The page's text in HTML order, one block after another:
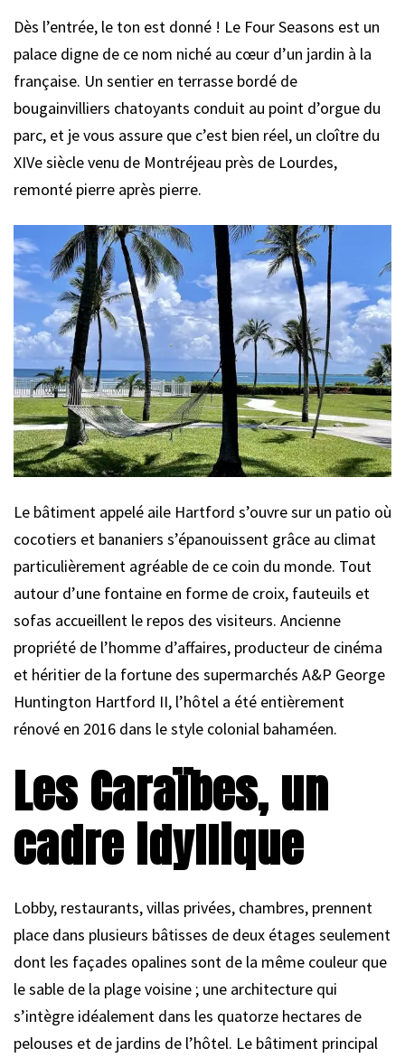
Dès l’entrée, le ton est donné ! Le Four Seasons est un
palace digne de ce nom niché au cœur d’un jardin à la
française. Un sentier en terrasse bordé de
bougainvilliers chatoyants conduit au point d’orgue du
parc, et je vous assure que c’est bien réel, un cloître du
XIVe siècle venu de Montréjeau près de Lourdes,
remonté pierre après pierre.
Le bâtiment appelé aile Hartford s’ouvre sur un patio où
cocotiers et bananiers s’épanouissent grâce au climat
particulièrement agréable de ce coin du monde. Tout
autour d’une fontaine en forme de croix, fauteuils et
sofas accueillent le repos des visiteurs. Ancienne
propriété de l’homme d’affaires, producteur de cinéma
et héritier de la fortune des supermarchés A&P George
Huntington Hartford II, l’hôtel a été entièrement
rénové en 2016 dans le style colonial bahaméen.
Les Caraïbes, un
cadre idyllique
Lobby, restaurants, villas privées, chambres, prennent
place dans plusieurs bâtisses de deux étages seulement
dont les façades opalines sont de la même couleur que
le sable de la plage voisine ; une architecture qui
s’intègre idéalement dans les quatorze hectares de
pelouses et de jardins de l’hôtel. Le bâtiment principal